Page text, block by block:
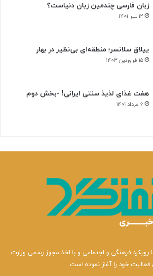
زبان فارسی چندمین زبان دنیاست؟
۱۲ تیر ۱۴۰۱
ییلاق سلانسر؛ منطقه‌ای بی‌نظیر در بهار
۱۵ فروردین ۱۴۰۳
هفت غذای لذیذ سنتی ایرانی! -بخش دوم
۶ مرداد ۱۴۰۱
رویکرد فرهنگی و اجتماعی و با اخذ مجوز رسمی وزارت
خود را آغاز نموده است.